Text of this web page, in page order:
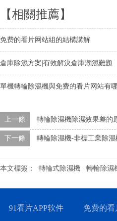
【相關推薦】
免费的看片网站組的結構講解
倉庫除濕方案|有效解決倉庫潮濕難題
單機轉輪除濕機與免费的看片网站有
上一條 轉輪除濕機除濕效果差的
下一條 轉輪除濕機-非標工業除濕
本文標簽： 轉輪式除濕機 轉輪除濕
91看片APP软件 免费的